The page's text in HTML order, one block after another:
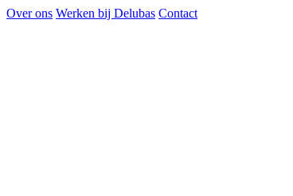
Over ons Werken bij Delubas Contact